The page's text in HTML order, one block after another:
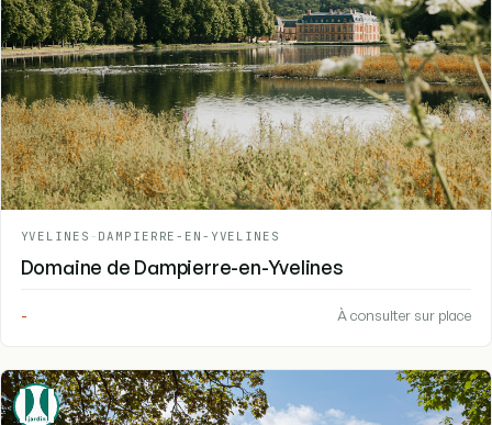
YVELINES - DAMPIERRE-EN-YVELINES
Domaine de Dampierre-en-Yvelines
- À consulter sur place